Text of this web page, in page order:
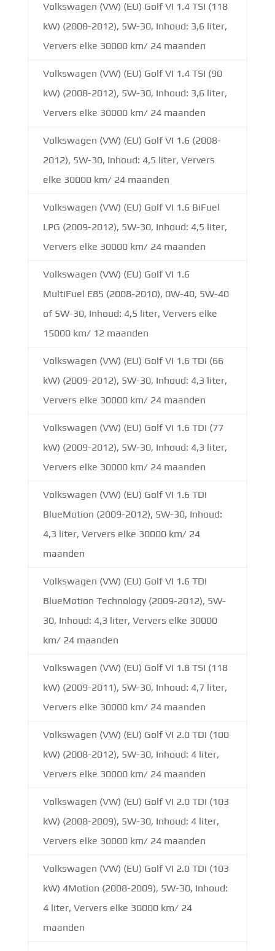
Volkswagen (VW) (EU) Golf VI 1.4 TSI (118
kW) (2008-2012), 5W-30, Inhoud: 3,6 liter,
Ververs elke 30000 km/ 24 maanden
Volkswagen (VW) (EU) Golf VI 1.4 TSI (90
kW) (2008-2012), 5W-30, Inhoud: 3,6 liter,
Ververs elke 30000 km/ 24 maanden
Volkswagen (VW) (EU) Golf VI 1.6 (2008-
2012), 5W-30, Inhoud: 4,5 liter, Ververs
elke 30000 km/ 24 maanden
Volkswagen (VW) (EU) Golf VI 1.6 BiFuel
LPG (2009-2012), 5W-30, Inhoud: 4,5 liter,
Ververs elke 30000 km/ 24 maanden
Volkswagen (VW) (EU) Golf VI 1.6
MultiFuel E85 (2008-2010), 0W-40, 5W-40
of 5W-30, Inhoud: 4,5 liter, Ververs elke
15000 km/ 12 maanden
Volkswagen (VW) (EU) Golf VI 1.6 TDI (66
kW) (2009-2012), 5W-30, Inhoud: 4,3 liter,
Ververs elke 30000 km/ 24 maanden
Volkswagen (VW) (EU) Golf VI 1.6 TDI (77
kW) (2009-2012), 5W-30, Inhoud: 4,3 liter,
Ververs elke 30000 km/ 24 maanden
Volkswagen (VW) (EU) Golf VI 1.6 TDI
BlueMotion (2009-2012), 5W-30, Inhoud:
4,3 liter, Ververs elke 30000 km/ 24
maanden
Volkswagen (VW) (EU) Golf VI 1.6 TDI
BlueMotion Technology (2009-2012), 5W-
30, Inhoud: 4,3 liter, Ververs elke 30000
km/ 24 maanden
Volkswagen (VW) (EU) Golf VI 1.8 TSI (118
kW) (2009-2011), 5W-30, Inhoud: 4,7 liter,
Ververs elke 30000 km/ 24 maanden
Volkswagen (VW) (EU) Golf VI 2.0 TDI (100
kW) (2008-2012), 5W-30, Inhoud: 4 liter,
Ververs elke 30000 km/ 24 maanden
Volkswagen (VW) (EU) Golf VI 2.0 TDI (103
kW) (2008-2009), 5W-30, Inhoud: 4 liter,
Ververs elke 30000 km/ 24 maanden
Volkswagen (VW) (EU) Golf VI 2.0 TDI (103
kW) 4Motion (2008-2009), 5W-30, Inhoud:
4 liter, Ververs elke 30000 km/ 24
maanden